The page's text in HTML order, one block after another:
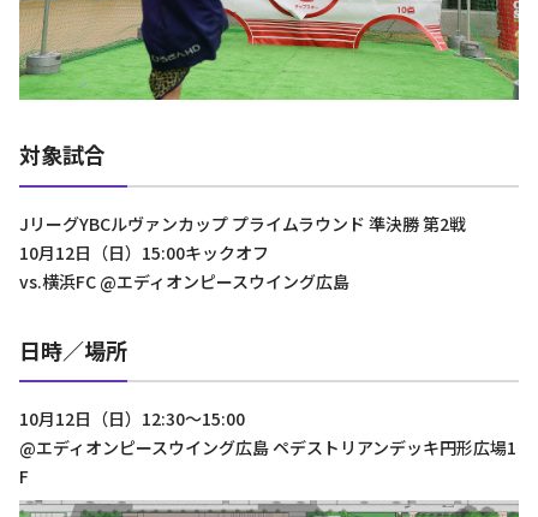
対象試合
JリーグYBCルヴァンカップ プライムラウンド 準決勝 第2戦
10月12日（日）15:00キックオフ
vs.横浜FC @エディオンピースウイング広島
日時／場所
10月12日（日）12:30～15:00
@エディオンピースウイング広島 ペデストリアンデッキ円形広場1
F